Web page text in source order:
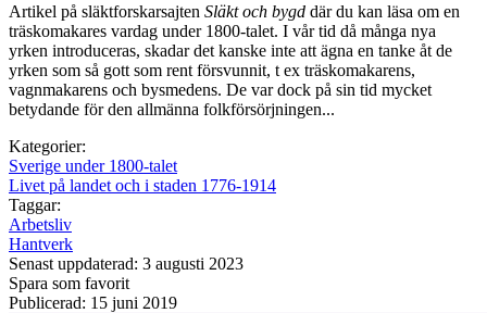
Artikel på släktforskarsajten Släkt och bygd där du kan läsa om en
träskomakares vardag under 1800-talet. I vår tid då många nya
yrken introduceras, skadar det kanske inte att ägna en tanke åt de
yrken som så gott som rent försvunnit, t ex träskomakarens,
vagnmakarens och bysmedens. De var dock på sin tid mycket
betydande för den allmänna folkförsörjningen...
Kategorier:
Sverige under 1800-talet
Livet på landet och i staden 1776-1914
Taggar:
Arbetsliv
Hantverk
Senast uppdaterad: 3 augusti 2023
Spara som favorit
Publicerad: 15 juni 2019